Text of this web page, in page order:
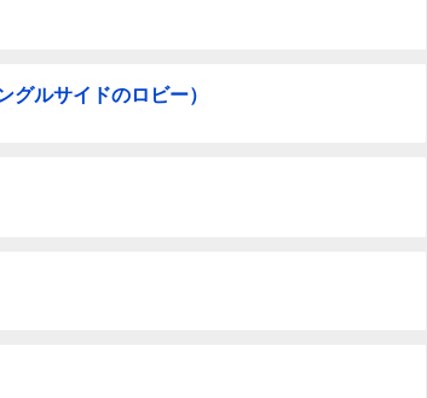
グルサイドのロビー）